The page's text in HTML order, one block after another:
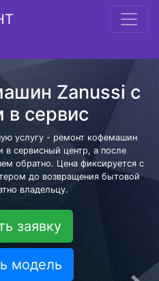
Zanussi с
в сервис
услугу - ремонт кофемашин
в сервисный центр, а после
обратно. Цена фиксируется с
до возвращения бытовой
владельцу.
заявку
модель